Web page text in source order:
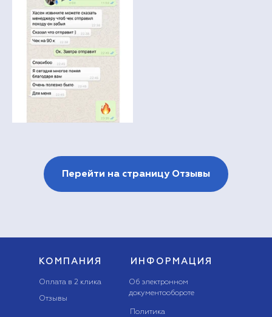
Перейти на страницу Отзывы
КОМПАНИЯ
Оплата в 2 клика
ИНФОРМАЦИЯ
Отзывы
Об электронном
документообороте
Политика